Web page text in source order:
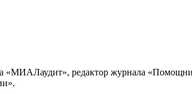
редактор журнала